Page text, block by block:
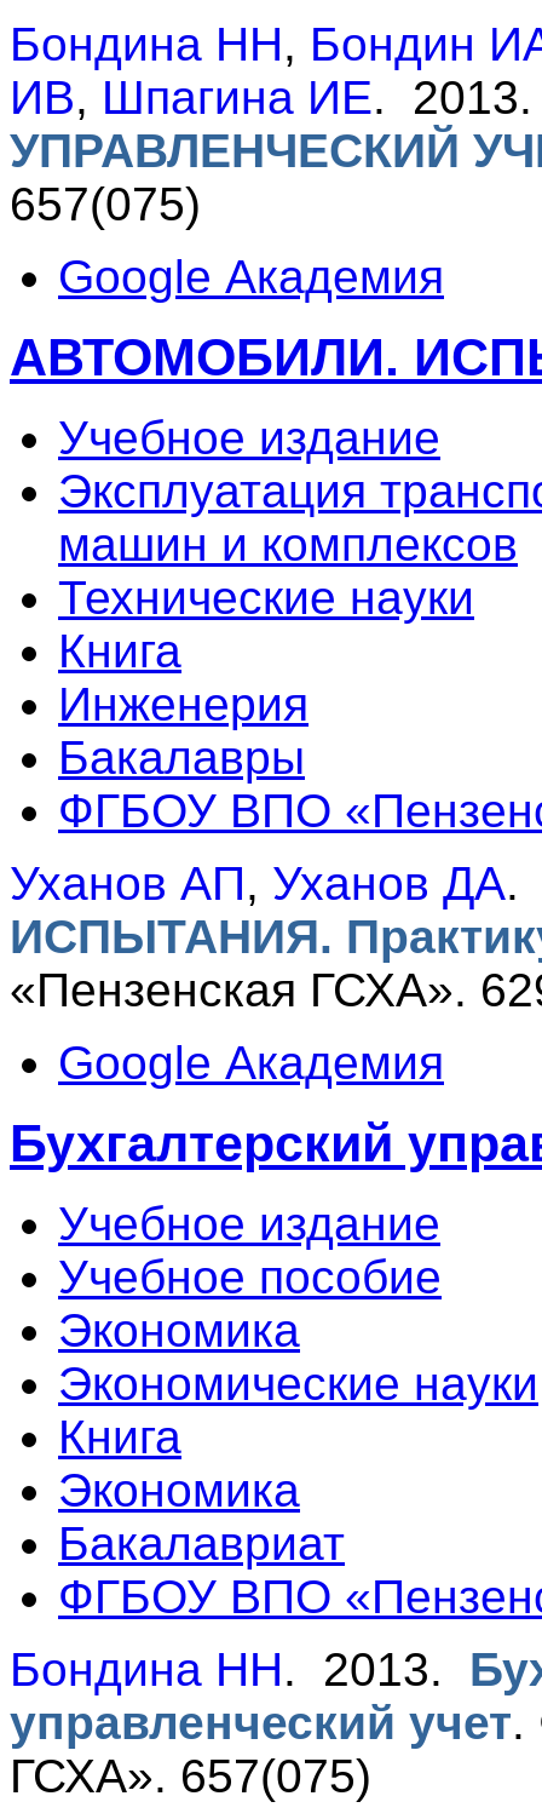
Бондина НН, Бондин
ИВ, Шпагина ИЕ.
УПРАВЛЕНЧЕСКИЙ
657(075)
Google Академия
АВТОМОБИЛИ.
Учебное издание
Эксплуатация
машин и комплексов
Технические науки
Книга
Инженерия
Бакалавры
ФГБОУ ВПО
Уханов АП, Уханов ДА.
ИСПЫТАНИЯ.
«Пензенская ГСХА».
Google Академия
Бухгалтерский
Учебное издание
Учебное пособие
Экономика
Экономические науки
Книга
Экономика
Бакалавриат
ФГБОУ ВПО
Бондина НН. 2013.
управленческий учет.
ГСХА». 657(075)